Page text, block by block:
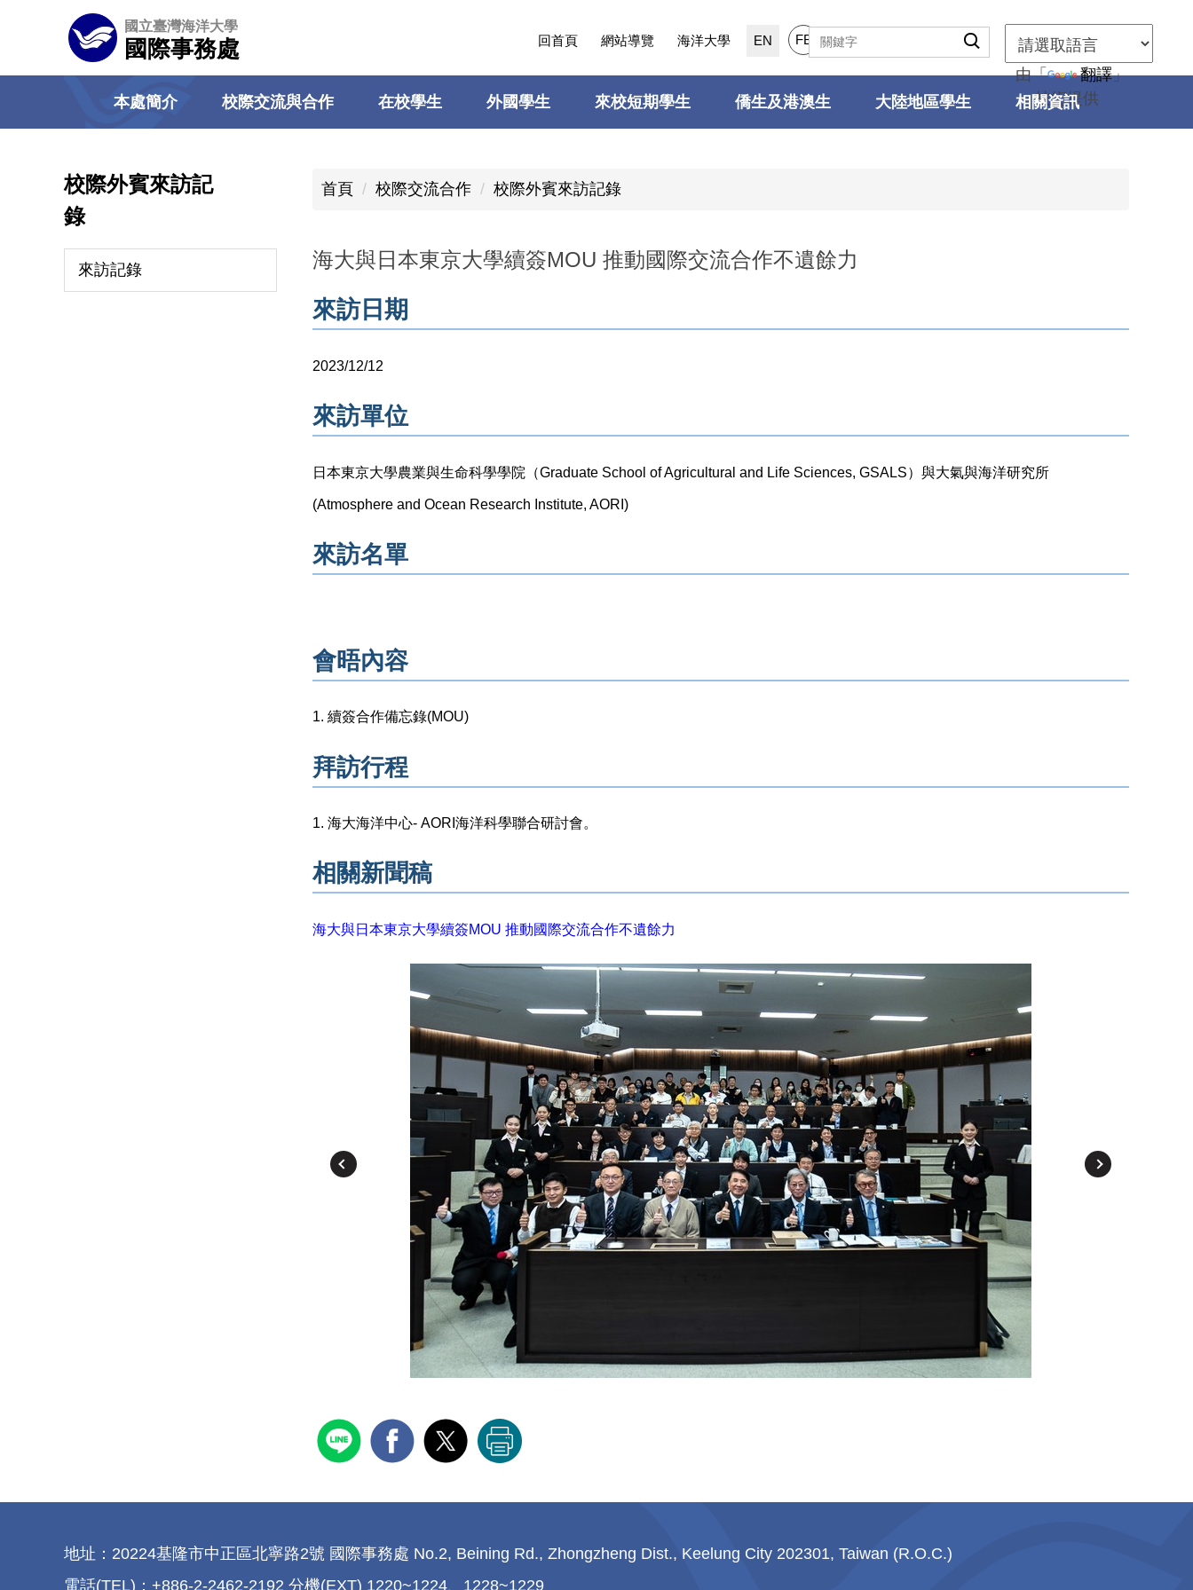
國立臺灣海洋大學
國際事務處
由「 翻譯」
技術提供
本處簡介 校際交流與合作 在校學生 外國學生 來校短期學生 僑生及港澳生 大陸地區學生 相關資訊
回首頁 網站導覽 海洋大學 EN FB
校際外賓來訪記
錄
來訪記錄
首頁 校際交流合作 校際外賓來訪記錄
海大與日本東京大學續簽MOU 推動國際交流合作不遺餘力
來訪日期
2023/12/12
來訪單位
日本東京大學農業與生命科學學院（Graduate School of Agricultural and Life Sciences, GSALS）與大氣與海洋研究所
(Atmosphere and Ocean Research Institute, AORI)
來訪名單
會晤內容
1. 續簽合作備忘錄(MOU)
拜訪行程
1. 海大海洋中心- AORI海洋科學聯合研討會。
相關新聞稿
海大與日本東京大學續簽MOU 推動國際交流合作不遺餘力
地址：20224基隆市中正區北寧路2號 國際事務處 No.2, Beining Rd., Zhongzheng Dist., Keelung City 202301, Taiwan (R.O.C.)
電話(TEL)：+886-2-2462-2192 分機(EXT) 1220~1224、1228~1229